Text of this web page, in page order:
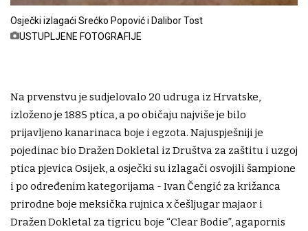
Osječki izlagaći Srećko Popović i Dalibor Tost
USTUPLJENE FOTOGRAFIJE
Na prvenstvu je sudjelovalo 20 udruga iz Hrvatske,
izloženo je 1885 ptica, a po običaju najviše je bilo
prijavljeno kanarinaca boje i egzota. Najuspješniji je
pojedinac bio Dražen Dokletal iz Društva za zaštitu i uzgoj
ptica pjevica Osijek, a osječki su izlagači osvojili šampione
i po određenim kategorijama - Ivan Čengić za križanca
prirodne boje meksička rujnica x češljugar majaor i
Dražen Dokletal za tigricu boje “Clear Bodie”, agapornis